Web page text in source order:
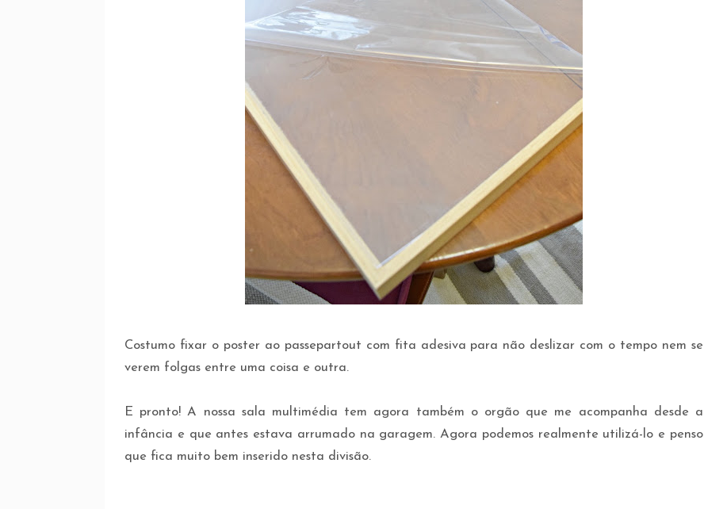
Costumo fixar o poster ao passepartout com fita adesiva para não deslizar com o tempo nem se
verem folgas entre uma coisa e outra.
E pronto! A nossa sala multimédia tem agora também o orgão que me acompanha desde a
infância e que antes estava arrumado na garagem. Agora podemos realmente utilizá-lo e penso
que fica muito bem inserido nesta divisão.